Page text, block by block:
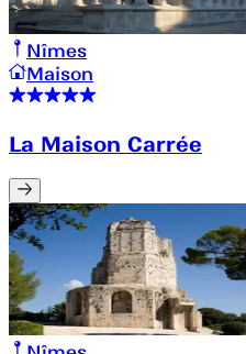
Nîmes
Maison
La Maison Carrée